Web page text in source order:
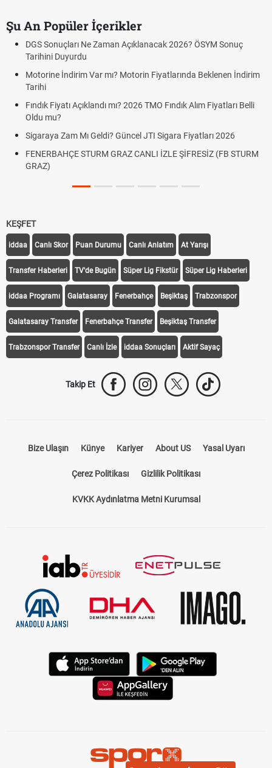
Şu An Popüler İçerikler
DGS Sonuçları Ne Zaman Açıklanacak 2026? ÖSYM Sonuç
Tarihini Duyurdu
Motorine İndirim Var mı? Motorin Fiyatlarında Beklenen İndirim
Tarihi
Fındık Fiyatı Açıklandı mı? 2026 TMO Fındık Alım Fiyatları Belli
Oldu mu?
Sigaraya Zam Mı Geldi? Güncel JTI Sigara Fiyatları 2026
FENERBAHÇE STURM GRAZ CANLI İZLE ŞİFRESİZ (FB STURM
GRAZ)
KEŞFET
iddaa Canlı Skor Puan Durumu Canlı Anlatım At Yarışı
Transfer Haberleri TV'de Bugün Süper Lig Fikstür Süper Lig Haberleri
iddaa Programı Galatasaray Fenerbahçe Beşiktaş Trabzonspor
Galatasaray Transfer Fenerbahçe Transfer Beşiktaş Transfer
Trabzonspor Transfer Canlı İzle iddaa Sonuçları Aktif Sayaç
Takip Et
Bize Ulaşın Künye Kariyer About US Yasal Uyarı
Çerez Politikası Gizlilik Politikası
KVKK Aydınlatma Metni Kurumsal